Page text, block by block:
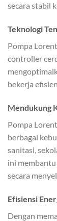
secara stabil
Teknologi
Pompa
controller
bekerja
Mendukung
Pompa
berbagai
sanitasi,
ini
secara
Efisiensi
Dengan